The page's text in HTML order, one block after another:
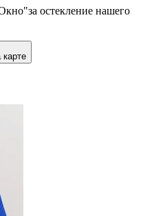
остекление нашего
карте